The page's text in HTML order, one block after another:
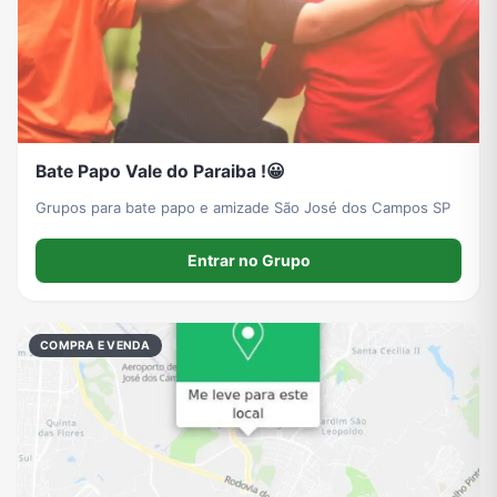
Bate Papo Vale do Paraiba !😀
Grupos para bate papo e amizade São José dos Campos SP
Entrar no Grupo
COMPRA E VENDA